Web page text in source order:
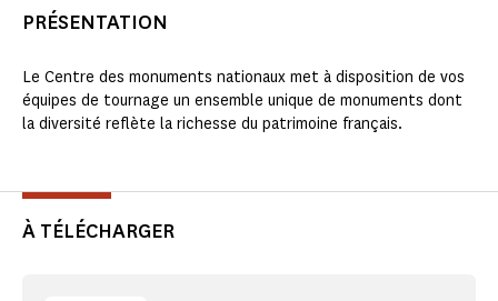
PRÉSENTATION
Le Centre des monuments nationaux met à disposition de vos
équipes de tournage un ensemble unique de monuments dont
la diversité reflète la richesse du patrimoine français.
À TÉLÉCHARGER